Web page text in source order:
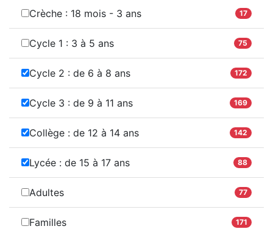
Crèche : 18 mois - 3 ans 17
Cycle 1 : 3 à 5 ans 75
Cycle 2 : de 6 à 8 ans 172
Cycle 3 : de 9 à 11 ans 169
Collège : de 12 à 14 ans 142
Lycée : de 15 à 17 ans 88
Adultes 77
Familles 171